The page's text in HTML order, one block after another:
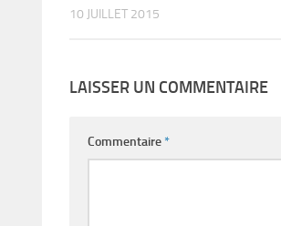
10 JUILLET 2015
LAISSER UN COMMENTAIRE
Commentaire*